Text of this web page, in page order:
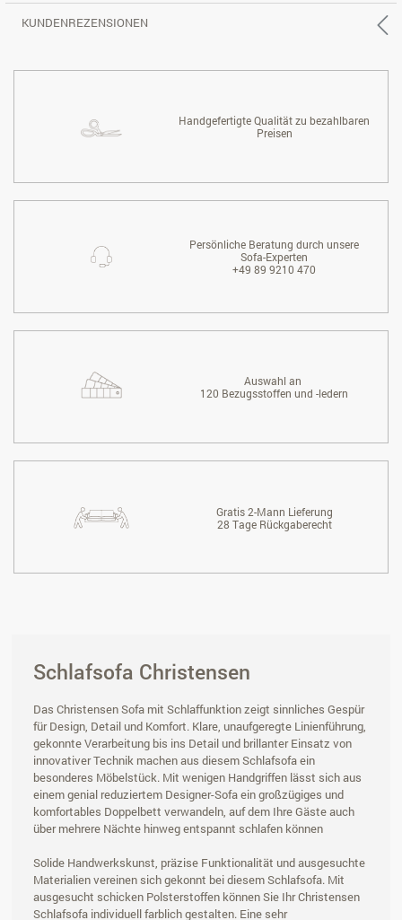
KUNDENREZENSIONEN
Handgefertigte Qualität zu bezahlbaren
Preisen
Persönliche Beratung durch unsere
Sofa-Experten
+49 89 9210 470
Auswahl an
120 Bezugsstoffen und -ledern
Gratis 2-Mann Lieferung
28 Tage Rückgaberecht
Schlafsofa Christensen
Das Christensen Sofa mit Schlaffunktion zeigt sinnliches Gespür
für Design, Detail und Komfort. Klare, unaufgeregte Linienführung,
gekonnte Verarbeitung bis ins Detail und brillanter Einsatz von
innovativer Technik machen aus diesem Schlafsofa ein
besonderes Möbelstück. Mit wenigen Handgriffen lässt sich aus
einem genial reduziertem Designer-Sofa ein großzügiges und
komfortables Doppelbett verwandeln, auf dem Ihre Gäste auch
über mehrere Nächte hinweg entspannt schlafen können
Solide Handwerkskunst, präzise Funktionalität und ausgesuchte
Materialien vereinen sich gekonnt bei diesem Schlafsofa. Mit
ausgesucht schicken Polsterstoffen können Sie Ihr Christensen
Schlafsofa individuell farblich gestalten. Eine sehr